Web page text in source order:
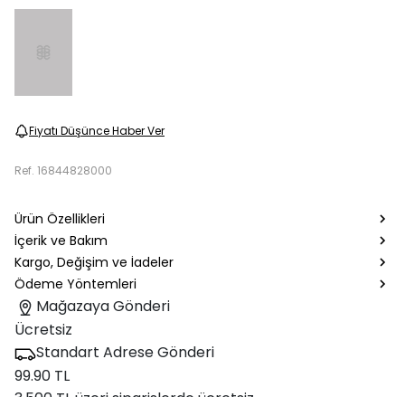
Fiyatı Düşünce Haber Ver
Ref. 16844828000
Ürün Özellikleri
İçerik ve Bakım
Kargo, Değişim ve İadeler
Ödeme Yöntemleri
Mağazaya Gönderi
Ücretsiz
Standart Adrese Gönderi
99.90 TL